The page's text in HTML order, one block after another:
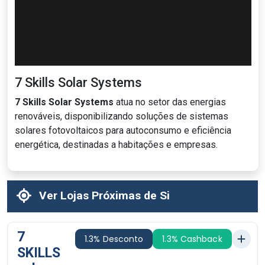
7 Skills Solar Systems
7 Skills Solar Systems atua no setor das energias
renováveis, disponibilizando soluções de sistemas
solares fotovoltaicos para autoconsumo e eficiência
energética, destinadas a habitações e empresas.
Ver Lojas Próximas de Si
7
SKILLS
1.3% Desconto 1.3% Cashback